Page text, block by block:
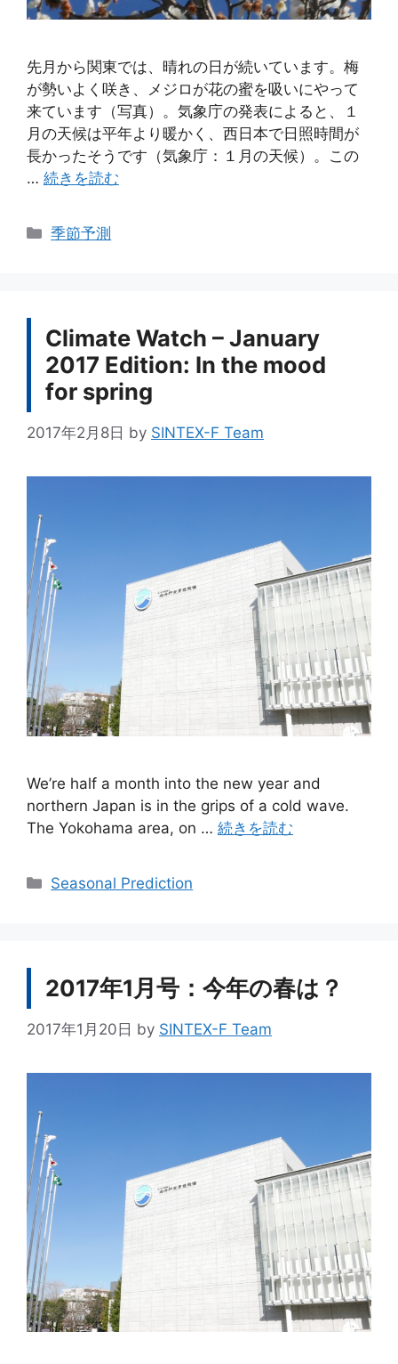
先月から関東では、晴れの日が続いています。梅
が勢いよく咲き、メジロが花の蜜を吸いにやって
来ています（写真）。気象庁の発表によると、１
月の天候は平年より暖かく、西日本で日照時間が
長かったそうです（気象庁：１月の天候）。この
… 続きを読む
カ
季節予測
Climate Watch – January
2017 Edition: In the mood
for spring
2017年2月8日 by SINTEX-F Team
We’re half a month into the new year and
northern Japan is in the grips of a cold wave.
The Yokohama area, on … 続きを読む
カ
Seasonal Prediction
2017年1月号：今年の春は？
2017年1月20日 by SINTEX-F Team